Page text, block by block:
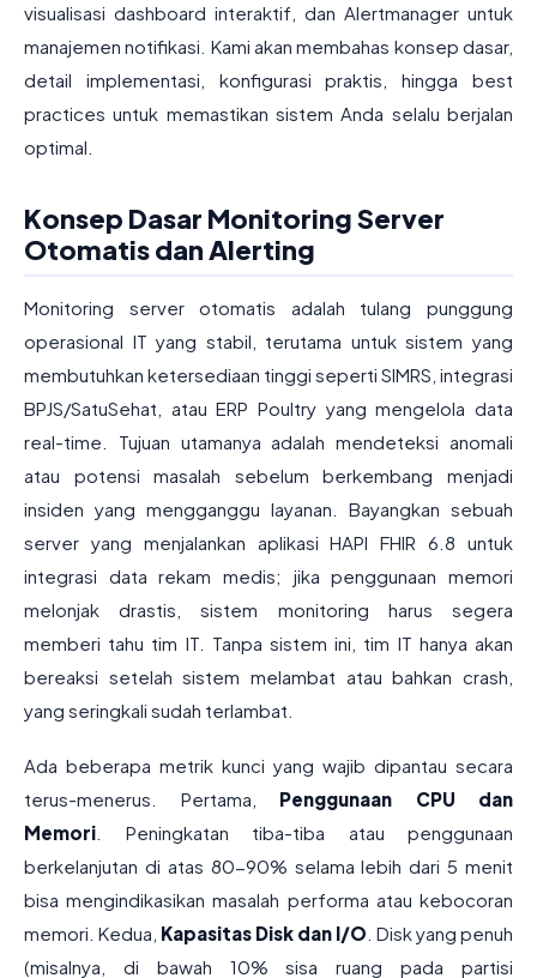
visualisasi dashboard interaktif, dan Alertmanager untuk
manajemen notifikasi. Kami akan membahas konsep dasar,
detail implementasi, konfigurasi praktis, hingga best
practices untuk memastikan sistem Anda selalu berjalan
optimal.
Konsep Dasar Monitoring Server
Otomatis dan Alerting
Monitoring server otomatis adalah tulang punggung
operasional IT yang stabil, terutama untuk sistem yang
membutuhkan ketersediaan tinggi seperti SIMRS, integrasi
BPJS/SatuSehat, atau ERP Poultry yang mengelola data
real-time. Tujuan utamanya adalah mendeteksi anomali
atau potensi masalah sebelum berkembang menjadi
insiden yang mengganggu layanan. Bayangkan sebuah
server yang menjalankan aplikasi HAPI FHIR 6.8 untuk
integrasi data rekam medis; jika penggunaan memori
melonjak drastis, sistem monitoring harus segera
memberi tahu tim IT. Tanpa sistem ini, tim IT hanya akan
bereaksi setelah sistem melambat atau bahkan crash,
yang seringkali sudah terlambat.
Ada beberapa metrik kunci yang wajib dipantau secara
terus-menerus. Pertama, Penggunaan CPU dan
Memori . Peningkatan tiba-tiba atau penggunaan
berkelanjutan di atas 80-90% selama lebih dari 5 menit
bisa mengindikasikan masalah performa atau kebocoran
memori. Kedua, Kapasitas Disk dan I/O . Disk yang penuh
(misalnya, di bawah 10% sisa ruang pada partisi